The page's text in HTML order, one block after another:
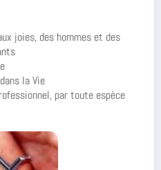
joies, des hommes et des
la Vie
par toute espèce